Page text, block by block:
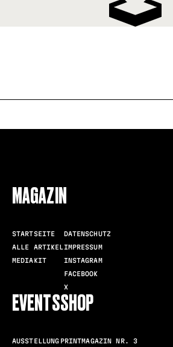
MAGAZIN
STARTSEITE
ALLE ARTIKEL
MEDIAKIT
DATENSCHUTZ
IMPRESSUM
INSTAGRAM
FACEBOOK
X
EVENTS
AUSSTELLUNG
SHOP
PRINTMAGAZIN NR. 3